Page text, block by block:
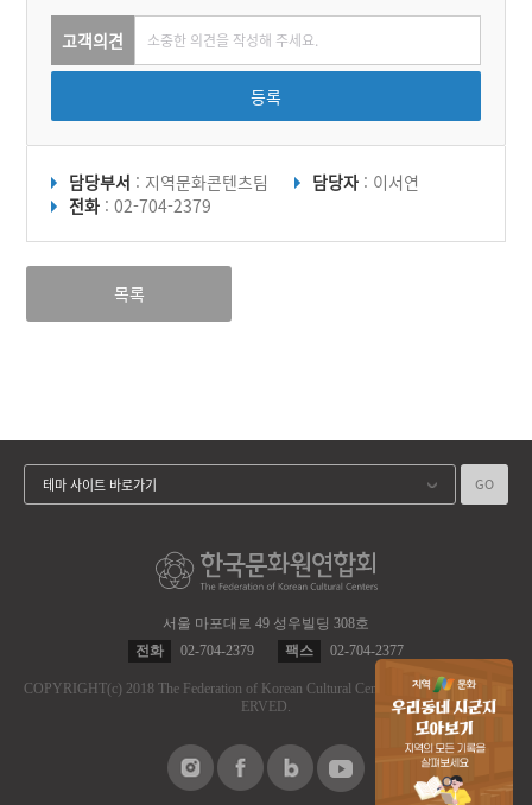
고객의견
등록
담당부서 : 지역문화콘텐츠팀 담당자 : 이서연
전화 : 02-704-2379
목록
서울 마포대로 49 성우빌딩 308호
전화
02-704-2379 팩스 02-704-2377
COPYRIGHT(c) 2018 The Federation of Korean Cultural Centers.
ALL RIGHT RES
ERVED.
테마 사이트 바로가기 GO